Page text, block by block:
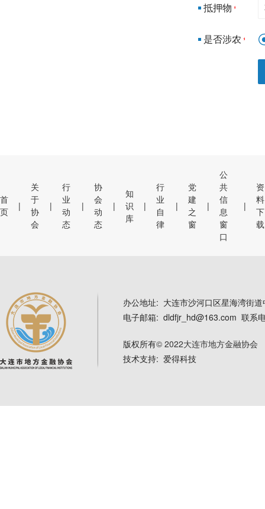
抵押物*
是否涉农*
首
页
|
关
于
协
会
|
行
业
动
态
|
协
会
动
态
|
知
识
库
|
行
业
自
律
|
党
建
之
窗
|
公
共
信
息
窗
口
|
资
料
下
载
办公地址: 大连市沙河口区星海湾街
电子邮箱: dldfjr_hd@163.com 联系
版权所有© 2022大连市地方金融协
技术支持: 爱得科技